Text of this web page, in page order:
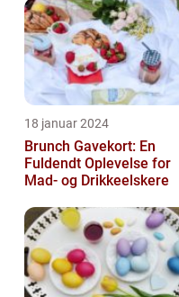
18 januar 2024
Brunch Gavekort: En
Fuldendt Oplevelse for
Mad- og Drikkeelskere